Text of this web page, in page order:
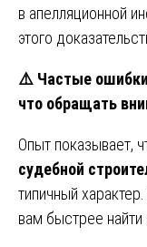
в апелляционной
этого
⚠️ Частые
что обращать
Опыт показывает,
судебной
типичный
вам быстрее найти